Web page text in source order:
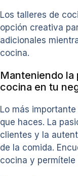
Los talleres de
opción creativa
adicionales
cocina.
Manteniendo la
cocina en tu
Lo más
que haces. La
clientes y la
de la comida.
cocina y